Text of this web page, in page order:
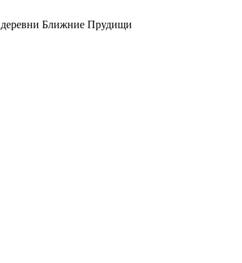
Ближние Прудищи